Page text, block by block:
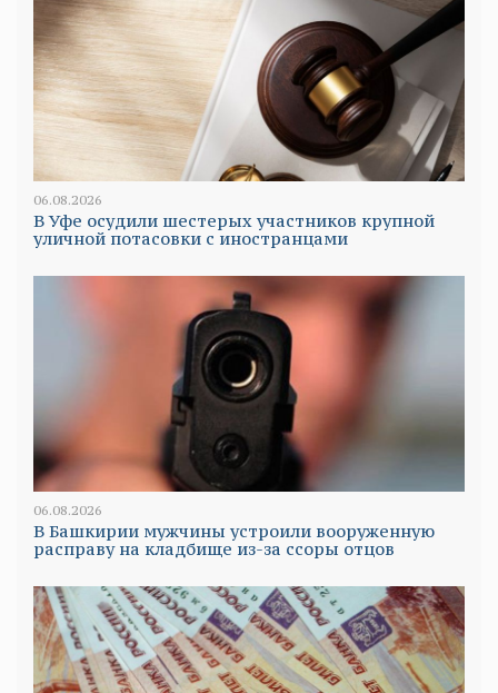
06.08.2026
В Уфе осудили шестерых участников крупной
уличной потасовки с иностранцами
06.08.2026
В Башкирии мужчины устроили вооруженную
расправу на кладбище из-за ссоры отцов